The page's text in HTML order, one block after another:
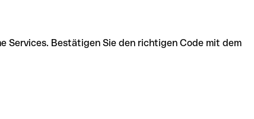
Services. Bestätigen Sie den richtigen Code mit dem